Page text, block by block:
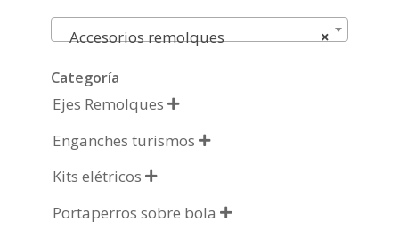
×
Accesorios remolques
Categoría
Ejes Remolques 
Enganches turismos 
Kits elétricos 
Portaperros sobre bola 